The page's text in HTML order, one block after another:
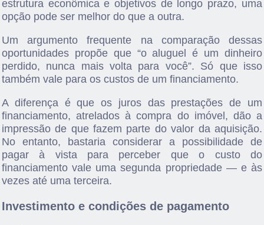
estrutura econômica e objetivos de longo prazo, uma
opção pode ser melhor do que a outra.
Um argumento frequente na comparação dessas
oportunidades propõe que “o aluguel é um dinheiro
perdido, nunca mais volta para você”. Só que isso
também vale para os custos de um financiamento.
A diferença é que os juros das prestações de um
financiamento, atrelados à compra do imóvel, dão a
impressão de que fazem parte do valor da aquisição.
No entanto, bastaria considerar a possibilidade de
pagar à vista para perceber que o custo do
financiamento vale uma segunda propriedade — e às
vezes até uma terceira.
Investimento e condições de pagamento